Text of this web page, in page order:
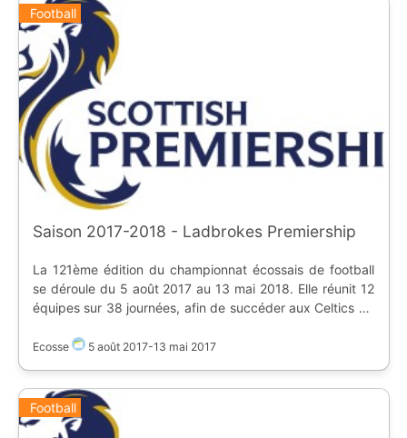
FC** * Aberdeen FC * Rangers Promus en début de
saison : * Rangers Relégués en fin de saison : * Inverness
Football
Saison 2017-2018 - Ladbrokes Premiership
La 121ème édition du championnat écossais de football
se déroule du 5 août 2017 au 13 mai 2018. Elle réunit 12
équipes sur 38 journées, afin de succéder aux Celtics de
Classement final : 1. Celtic 2. Aberdeen FC 3. Rangers
Ecosse 5 août 2017-13 mai 2017
Football